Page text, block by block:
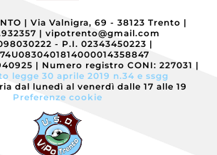
| Via Valnigra, 69 - 38123 Trento |
| vipotrento@gmail.com
- P.I. 02343450223 |
| Numero registro CONI: 227031 |
legge 30 aprile 2019 n.34 e ssgg
dal lunedì al venerdì dalle 17 alle 19
Preferenze cookie